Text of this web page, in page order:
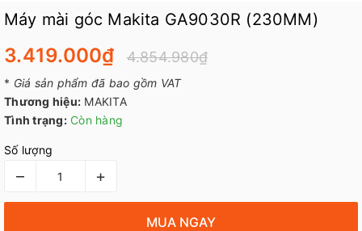
Máy mài góc Makita GA9030R (230MM)
3.419.000₫ 4.854.980₫
* Giá sản phẩm đã bao gồm VAT
Thương hiệu: MAKITA
Tình trạng: Còn hàng
Số lượng
– +
MUA NGAY